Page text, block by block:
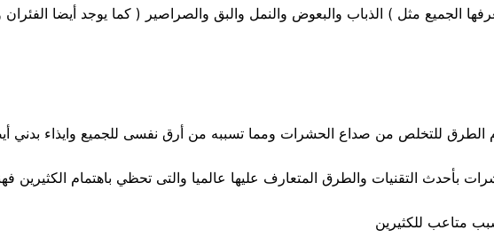
الجميع مثل ) الذباب والبعوض والنمل والبق والصراصير ( كما يوجد أيضا
الطرق للتخلص من صداع الحشرات ومما تسببه من أرق نفسى للجميع وايذاء
التقنيات والطرق المتعارف عليها عالميا والتى تحظي باهتمام الكثيرين